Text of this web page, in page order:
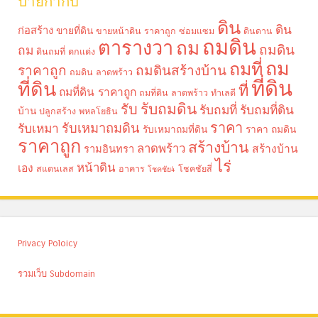
ก่อสร้าง ขายที่ดิน ขายหน้าดิน ราคาถูก ซ่อมแซม ดิน ดินดาน ดิน
ถม ดินถมที่ ตกแต่ง ตารางวา ถม ถมดิน ถมดิน
ราคาถูก ถมดิน ลาดพร้าว ถมดินสร้างบ้าน ถมที่ถม
ที่ดิน ถมที่ดิน ราคาถูก ถมที่ดิน ลาดพร้าว ทำเลดี ที่ ที่ดิน
บ้าน ปลูกสร้าง พหลโยธิน รับ รับถมดิน รับถมที่ รับถมที่ดิน
รับเหมา รับเหมาถมดิน รับเหมาถมที่ดิน ราคา ราคา ถมดิน
ราคาถูก รามอินทรา ลาดพร้าว สร้างบ้าน สร้างบ้าน
เอง สแตนเลส หน้าดิน อาคาร โชคชัย4 โชคชัยสี่ ไร่
Privacy Poloicy
รวมเว็บ Subdomain